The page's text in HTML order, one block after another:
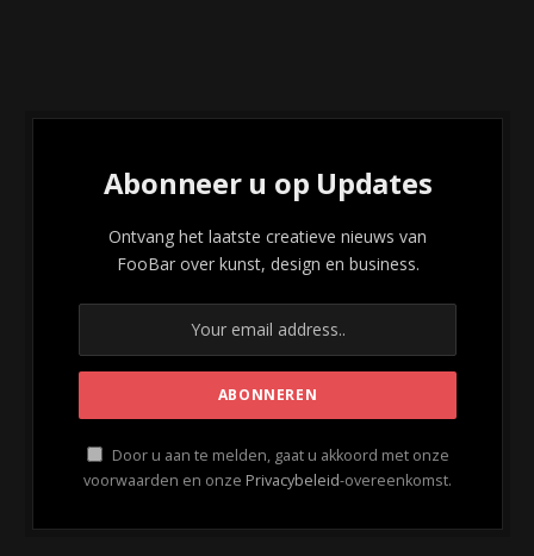
Abonneer u op Updates
Ontvang het laatste creatieve nieuws van
FooBar over kunst, design en business.
Door u aan te melden, gaat u akkoord met onze
voorwaarden en onze Privacybeleid-overeenkomst.